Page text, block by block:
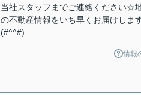
当社スタッフまでご連絡ください☆
の不動産情報をいち早くお届けしま
(#^^#)
情報